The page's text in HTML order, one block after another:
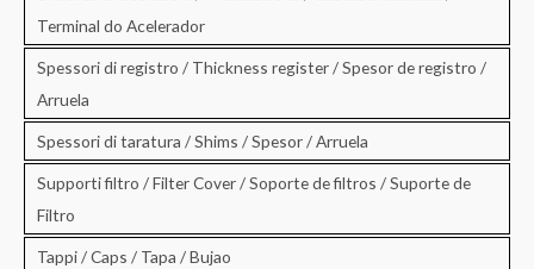
Terminal do Acelerador
Spessori di registro / Thickness register / Spesor de registro /
Arruela
Spessori di taratura / Shims / Spesor / Arruela
Supporti filtro / Filter Cover / Soporte de filtros / Suporte de
Filtro
Tappi / Caps / Tapa / Bujao